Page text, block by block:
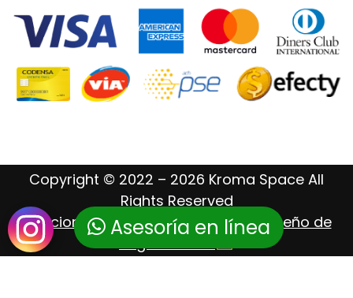
Asesoría en línea
Copyright © 2022 – 2026 Kroma Space All
Rights Reserved
Posicionamiento Web – Hosting – Diseño de
Páginas Web